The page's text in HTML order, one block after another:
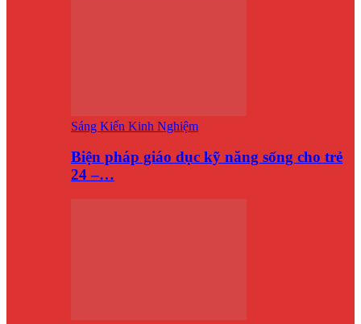
Sáng Kiến Kinh Nghiệm
Biện pháp giáo dục kỹ năng sống cho trẻ
24 –…